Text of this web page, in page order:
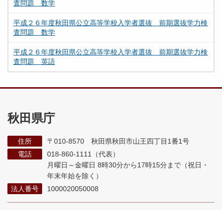
査問題 数学
平成２６年度秋田県公立高等学校入学者選抜 前期選抜学力検
査問題 数学
平成２６年度秋田県公立高等学校入学者選抜 前期選抜学力検
査問題 英語
秋田県庁
住所
〒010-8570 秋田県秋田市山王四丁目1番1号
電話
018-860-1111（代表）
月曜日～金曜日 8時30分から17時15分まで （祝日・
年末年始を除く）
法人番号
1000020050008